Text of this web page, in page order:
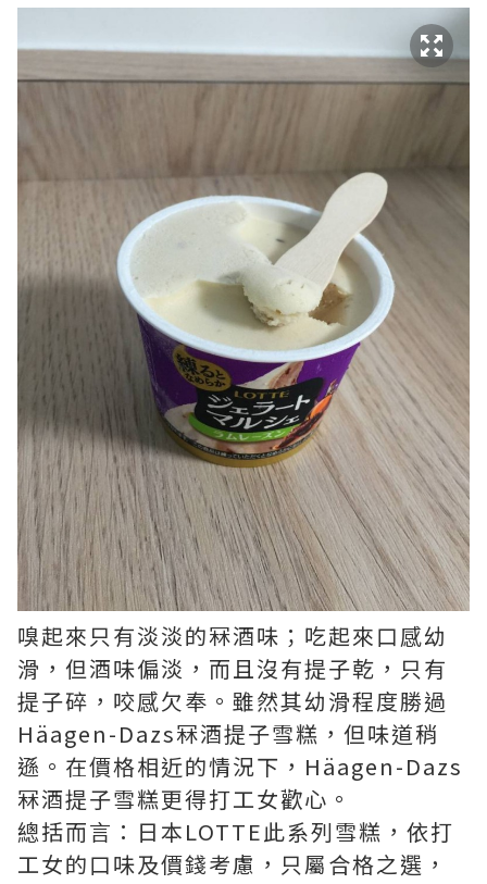
嗅起來只有淡淡的冧酒味；吃起來口感幼
滑，但酒味偏淡，而且沒有提子乾，只有
提子碎，咬感欠奉。雖然其幼滑程度勝過
Häagen-Dazs冧酒提子雪糕，但味道稍
遜。在價格相近的情況下，Häagen-Dazs
冧酒提子雪糕更得打工女歡心。
總括而言：日本LOTTE此系列雪糕，依打
工女的口味及價錢考慮，只屬合格之選，